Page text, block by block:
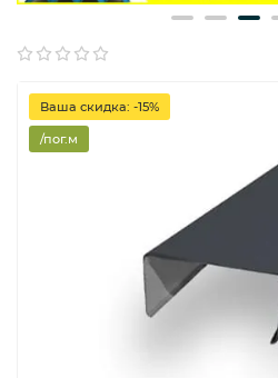
Ваша скидка: -15%
/пог.м